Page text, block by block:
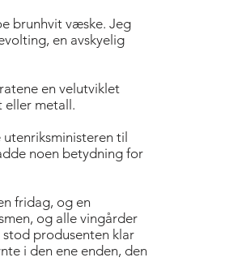
brunhvit væske. Jeg
en avskyelig
en velutviklet
eller metall.
til
noen betydning for
fridag, og en
og alle vingårder
produsenten klar
i den ene enden, den